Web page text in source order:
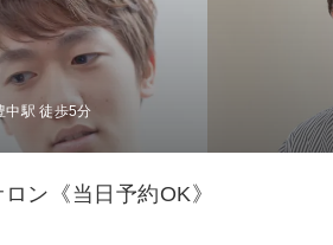
中駅 徒歩5分
ン《当日予約OK》